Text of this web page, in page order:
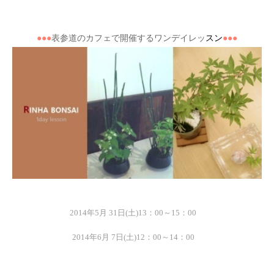
●●●表参道のカフェで開催するワンデイレッ スン●●●
2014年5 月 31 日 (土)13 ： 00 ～ 15 ： 00
2014年6 月 7 日 (土)12 ： 00 ～ 14： 00